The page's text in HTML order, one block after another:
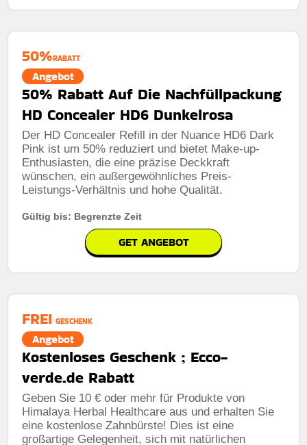
50%RABATT
Angebot
50% Rabatt Auf Die Nachfüllpackung
HD Concealer HD6 Dunkelrosa
Der HD Concealer Refill in der Nuance HD6 Dark
Pink ist um 50% reduziert und bietet Make-up-
Enthusiasten, die eine präzise Deckkraft
wünschen, ein außergewöhnliches Preis-
Leistungs-Verhältnis und hohe Qualität.
Gültig bis: Begrenzte Zeit
GET ANGEBOT
FREI GESCHENK
Angebot
Kostenloses Geschenk ; Ecco-
verde.de Rabatt
Geben Sie 10 € oder mehr für Produkte von
Himalaya Herbal Healthcare aus und erhalten Sie
eine kostenlose Zahnbürste! Dies ist eine
großartige Gelegenheit, sich mit natürlichen